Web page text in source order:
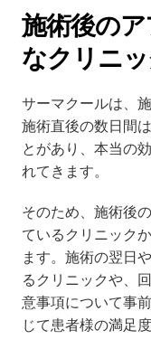
施術後の
なクリニ
サーマクールは、
施術直後の数日間
とがあり、本当の
れてきます。
そのため、施術後
ているクリニック
ます。施術の翌日
るクリニックや、
意事項について事
じて患者様の満足